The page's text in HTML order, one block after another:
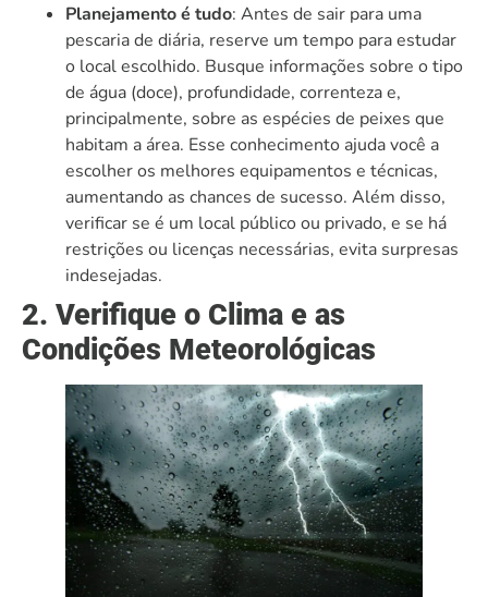
Planejamento é tudo: Antes de sair para uma
pescaria de diária, reserve um tempo para estudar
o local escolhido. Busque informações sobre o tipo
de água (doce), profundidade, correnteza e,
principalmente, sobre as espécies de peixes que
habitam a área. Esse conhecimento ajuda você a
escolher os melhores equipamentos e técnicas,
aumentando as chances de sucesso. Além disso,
verificar se é um local público ou privado, e se há
restrições ou licenças necessárias, evita surpresas
indesejadas.
2. Verifique o Clima e as
Condições Meteorológicas